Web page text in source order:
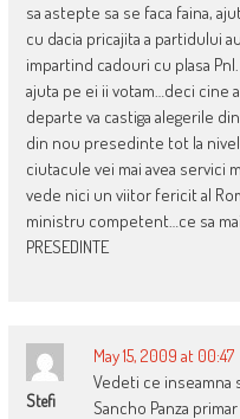
sa astepte sa se faca faina,
cu dacia pricajita a partidului
impartind cadouri cu plasa
ajuta pe ei ii votam…deci cine
departe va castiga alegerile
din nou presedinte tot la
ciutacule vei mai avea servici
vede nici un viitor fericit al
ministru competent…ce sa
PRESEDINTE
Stefi
May 15, 2009 at 00:47
Vedeti ce inseamna
Sancho Panza